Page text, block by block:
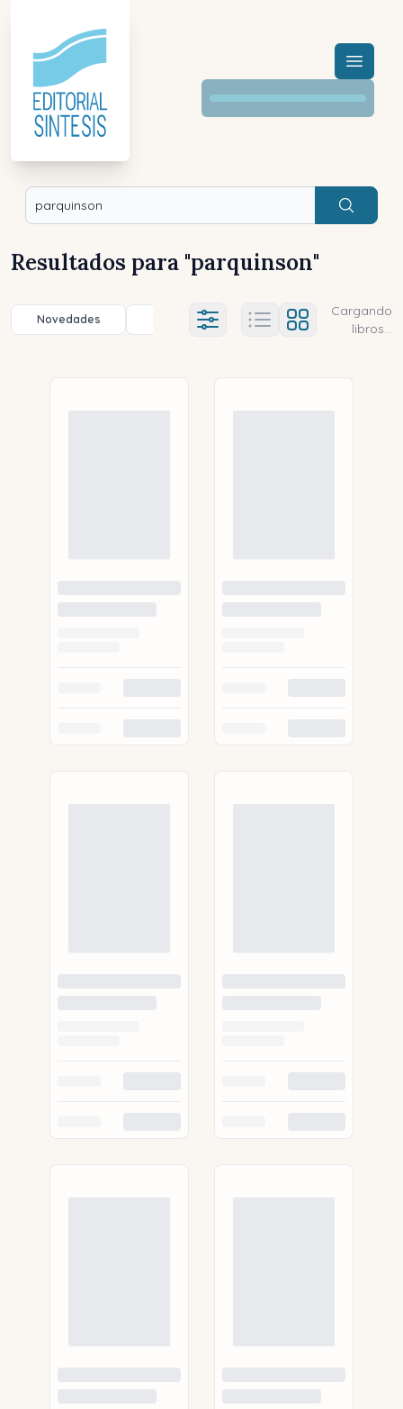
Menú
Buscar
Resultados para "parquinson"
Novedades Título (a-z) Título (z-a)
Ajustes abierto
Cargando
libros...